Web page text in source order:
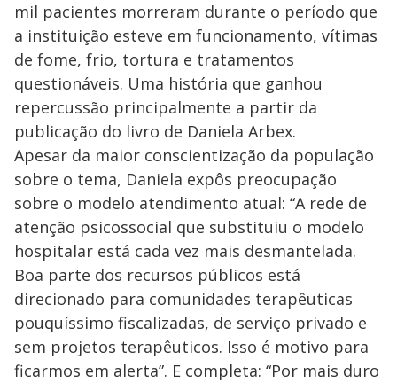
mil pacientes morreram durante o período que
a instituição esteve em funcionamento, vítimas
de fome, frio, tortura e tratamentos
questionáveis. Uma história que ganhou
repercussão principalmente a partir da
publicação do livro de Daniela Arbex.
Apesar da maior conscientização da população
sobre o tema, Daniela expôs preocupação
sobre o modelo atendimento atual: “A rede de
atenção psicossocial que substituiu o modelo
hospitalar está cada vez mais desmantelada.
Boa parte dos recursos públicos está
direcionado para comunidades terapêuticas
pouquíssimo fiscalizadas, de serviço privado e
sem projetos terapêuticos. Isso é motivo para
ficarmos em alerta”. E completa: “Por mais duro